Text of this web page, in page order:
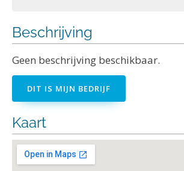
Beschrijving
Geen beschrijving beschikbaar.
DIT IS MIJN BEDRIJF
Kaart